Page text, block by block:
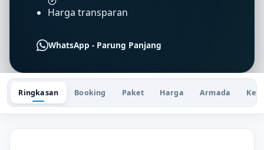
Harga transparan
WhatsApp - Parung Panjang
Ringkasan Booking Paket Harga Armada